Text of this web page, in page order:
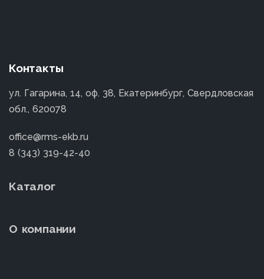
Контакты
ул. Гагарина, 14, оф. 38, Екатеринбург, Свердловская
обл., 620078
office@rms-ekb.ru
8 (343) 319-42-40
Каталог
О компании